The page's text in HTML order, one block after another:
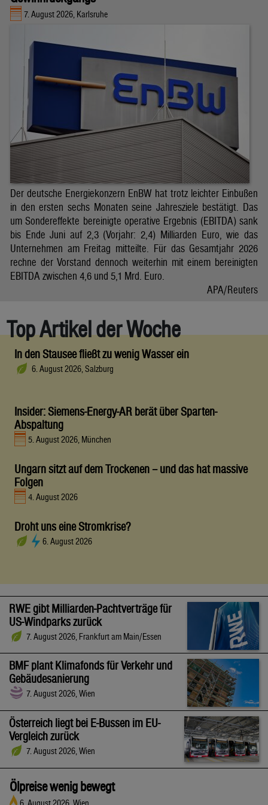
7. August 2026, Karlsruhe
Der deutsche Energiekonzern EnBW hat trotz leichter Einbußen
in den ersten sechs Monaten seine Jahresziele bestätigt. Das
um Sondereffekte bereinigte operative Ergebnis (EBITDA) sank
bis Ende Juni auf 2,3 (Vorjahr: 2,4) Milliarden Euro, wie das
Unternehmen am Freitag mitteilte. Für das Gesamtjahr 2026
rechne der Vorstand dennoch weiterhin mit einem bereinigten
EBITDA zwischen 4,6 und 5,1 Mrd. Euro.
APA/Reuters
Top Artikel der Woche
In den Stausee fließt zu wenig Wasser ein
6. August 2026, Salzburg
Insider: Siemens-Energy-AR berät über Sparten-
Abspaltung
5. August 2026, München
Ungarn sitzt auf dem Trockenen – und das hat massive
Folgen
4. August 2026
Droht uns eine Stromkrise?
6. August 2026
RWE gibt Milliarden-Pachtverträge für
US-Windparks zurück
7. August 2026, Frankfurt am Main/Essen
BMF plant Klimafonds für Verkehr und
Gebäudesanierung
7. August 2026, Wien
Österreich liegt bei E-Bussen im EU-
Vergleich zurück
7. August 2026, Wien
Ölpreise wenig bewegt